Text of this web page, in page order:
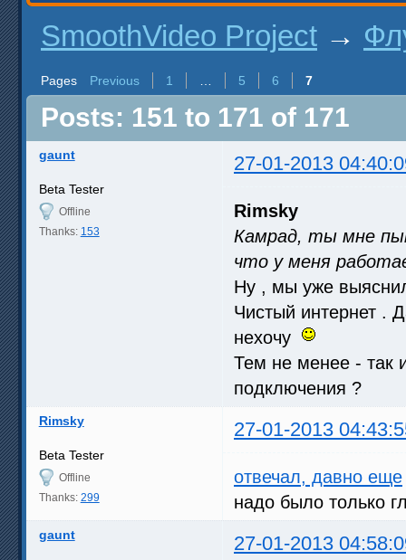
SmoothVideo Project →
Pages Previous 1 5 6 7
Posts: 151 to 171 of 171
gaunt 27-01-2013
Beta Tester
Offline
Thanks: 153
Rimsky
Камрад, ты мне
что у меня
Ну , мы уже
Чистый интернет .
нехочу
Тем не менее - так
подключения ?
Rimsky 27-01-2013
Beta Tester
Offline
Thanks: 299
отвечал, давно еще
надо было только
gaunt 27-01-2013